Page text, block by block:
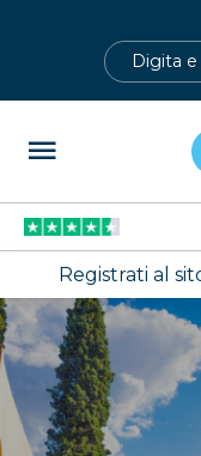
Registrati al